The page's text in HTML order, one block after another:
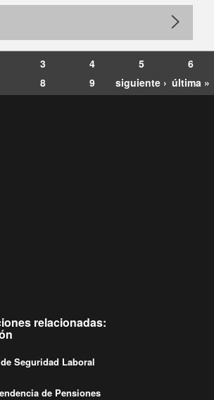
3 4 5
6
8 9 siguiente › última »
relacionadas:
Seguridad Laboral
de Pensiones